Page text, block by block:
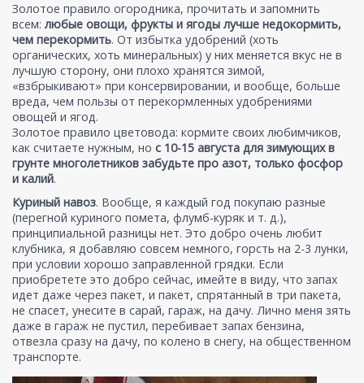
Золотое правило огородника, прочитать и запомнить
всем: любые овощи, фрукты и ягоды лучше недокормить,
чем перекормить. От избытка удобрений (хоть
органических, хоть минеральных) у них меняется вкус не в
лучшую сторону, они плохо хранятся зимой,
«взбрыкивают» при консервировании, и вообще, больше
вреда, чем пользы от перекормленных удобрениями
овощей и ягод.
Золотое правило цветовода: кормите своих любимчиков,
как считаете нужным, но с 10-15 августа для зимующих в
грунте многолетников забудьте про азот, только фосфор
и калий.
Куриный навоз. Вообще, я каждый год покупаю разные
(перегной куриного помета, флумб-куряк и т. д.),
принципиальной разницы нет. Это добро очень любит
клубника, я добавляю совсем немного, горсть на 2-3 лунки,
при условии хорошо заправленной грядки. Если
приобретете это добро сейчас, имейте в виду, что запах
идет даже через пакет, и пакет, спрятанный в три пакета,
не спасет, унесите в сарай, гараж, на дачу. Лично меня зять
даже в гараж не пустил, перебивает запах бензина,
отвезла сразу на дачу, по колено в снегу, на общественном
транспорте.